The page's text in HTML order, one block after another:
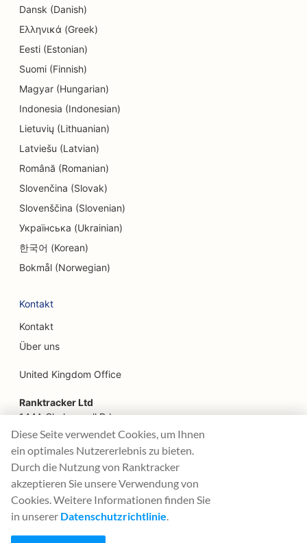
SEO für Textilreinigungen
SEO für Elektronikfachgeschäfte
SEO für Ingenieurbüros
SEO für Endodontologen
SEO für Unterhaltung und Freizeit
SEO für Escape Rooms
SEO für Bauernhof-zu-Tisch-Restaurants
SEO für Facelifting-Dienstleistungen
SEO für Familienrestaurants
SEO für Feinschmecker-Restaurants
SEO für Finanzdienstleistungen
SEO für Food Courts
SEO für Food Trucks
SEO für Möbelhäuser
SEO für Allgemeinzahnärzte (DDS oder DMD)
Dansk (Danish)
Ελληνικά (Greek)
Eesti (Estonian)
Suomi (Finnish)
Magyar (Hungarian)
Indonesia (Indonesian)
Lietuvių (Lithuanian)
Latviešu (Latvian)
Română (Romanian)
Slovenčina (Slovak)
Slovenščina (Slovenian)
Українська (Ukrainian)
한국어 (Korean)
Bokmål (Norwegian)
Kontakt
Kontakt
Über uns
United Kingdom Office
Ranktracker Ltd
144A Clerkenwell Rd
London, EC1R 5DF
Company No: 08820809
felix@ranktracker.com
2015 -2026© Ranktracker. All Rights Reserved.
Diese Seite verwendet Cookies, um Ihnen
ein optimales Nutzererlebnis zu bieten.
Durch die Nutzung von Ranktracker
akzeptieren Sie unsere Verwendung von
Cookies. Weitere Informationen finden Sie
in unserer Datenschutzrichtlinie.